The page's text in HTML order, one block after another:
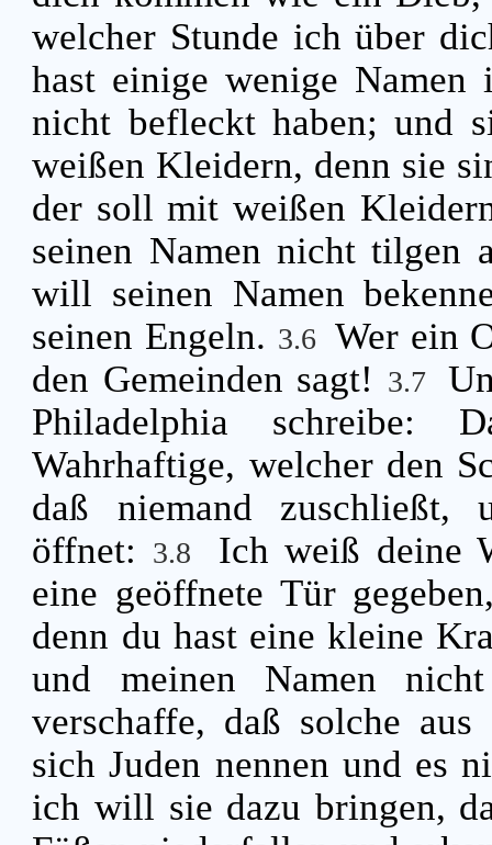
welcher Stunde ich über
hast einige wenige
nicht befleckt haben; und
weißen Kleidern, denn sie
der soll mit weißen
seinen Namen nicht tilgen
will seinen Namen
seinen Engeln. 3.6 Wer ein
den Gemeinden sagt! 3.7
Philadelphia
Wahrhaftige, welcher den
daß niemand zuschließt,
öffnet:
3.8
Ich weiß deine
eine geöffnete Tür
denn du hast eine kleine
und meinen Namen
verschaffe, daß solche
sich Juden nennen und es
ich will sie dazu bringen,